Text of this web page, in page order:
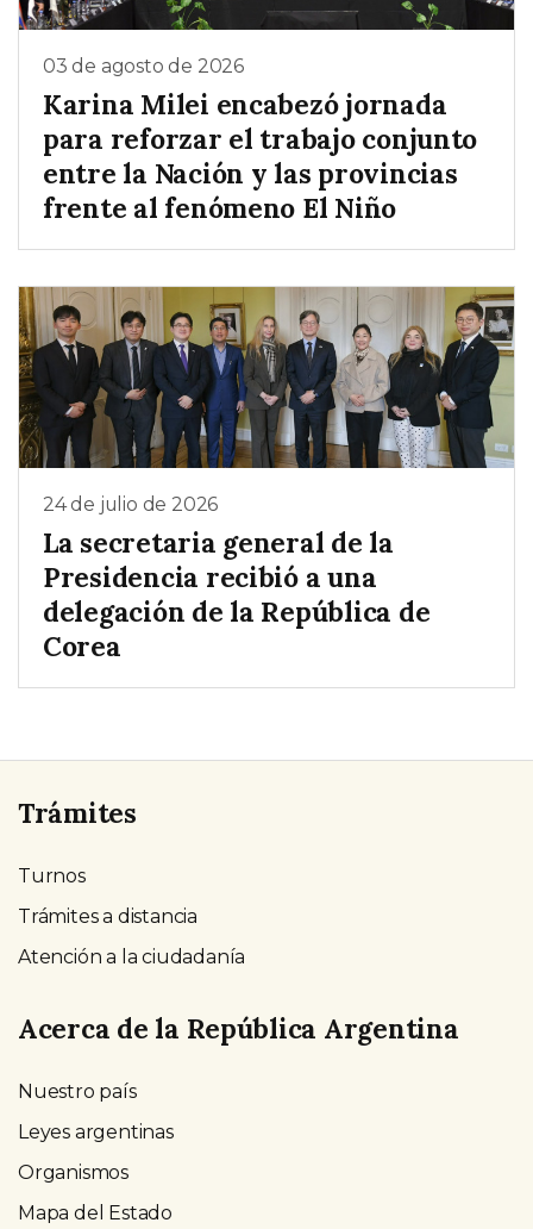
03 de agosto de 2026
Karina Milei encabezó jornada
para reforzar el trabajo conjunto
entre la Nación y las provincias
frente al fenómeno El Niño
24 de julio de 2026
La secretaria general de la
Presidencia recibió a una
delegación de la República de
Corea
Trámites
Turnos
Trámites a distancia
Atención a la ciudadanía
Acerca de la República Argentina
Nuestro país
Leyes argentinas
Organismos
Mapa del Estado